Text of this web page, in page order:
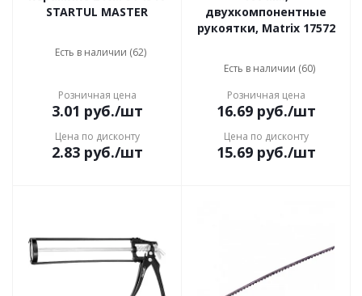
STARTUL MASTER
Есть в наличии (62)
Розничная цена
3.01 руб./шт
Цена по дисконту
2.83руб./шт
двухкомпонентные
рукоятки, Matrix 17572
Есть в наличии (60)
Розничная цена
16.69руб./шт
Цена по дисконту
15.69руб./шт